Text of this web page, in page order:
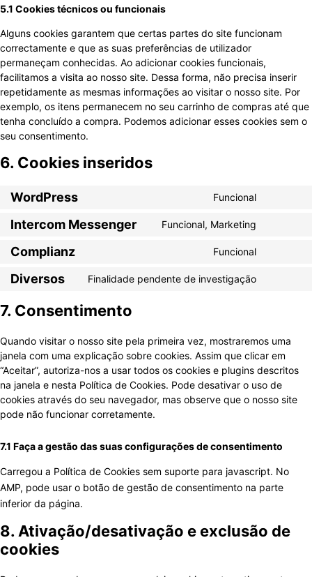
5.1 Cookies técnicos ou funcionais
Alguns cookies garantem que certas partes do site funcionam
correctamente e que as suas preferências de utilizador
permaneçam conhecidas. Ao adicionar cookies funcionais,
facilitamos a visita ao nosso site. Dessa forma, não precisa inserir
repetidamente as mesmas informações ao visitar o nosso site. Por
exemplo, os itens permanecem no seu carrinho de compras até que
tenha concluído a compra. Podemos adicionar esses cookies sem o
seu consentimento.
6. Cookies inseridos
WordPress Funcional
Intercom Messenger Funcional, Marketing
Complianz Funcional
Diversos Finalidade pendente de investigação
7. Consentimento
Quando visitar o nosso site pela primeira vez, mostraremos uma
janela com uma explicação sobre cookies. Assim que clicar em
“Aceitar”, autoriza-nos a usar todos os cookies e plugins descritos
na janela e nesta Política de Cookies. Pode desativar o uso de
cookies através do seu navegador, mas observe que o nosso site
pode não funcionar corretamente.
7.1 Faça a gestão das suas configurações de consentimento
Carregou a Política de Cookies sem suporte para javascript. No
AMP, pode usar o botão de gestão de consentimento na parte
inferior da página.
8. Ativação/desativação e exclusão de
cookies